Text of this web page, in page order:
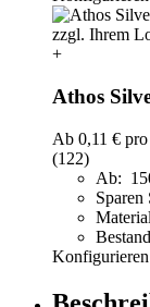
+
Athos
Ab 0,11 €
(122)
Ab:
Konfigurieren